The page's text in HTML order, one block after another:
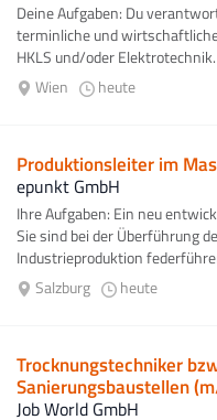
Deine Aufgaben: Du
terminliche und
HKLS und/oder
Dokumentation...
Wien heute
Produktionsleiter im
epunkt GmbH
Ihre Aufgaben: Ein neu
Sie sind bei der Überführung
Industrieproduktion
fachliche sowie disziplinarische...
Salzburg heute
Trocknungstechniker
Sanierungsbaustellen
Job World GmbH